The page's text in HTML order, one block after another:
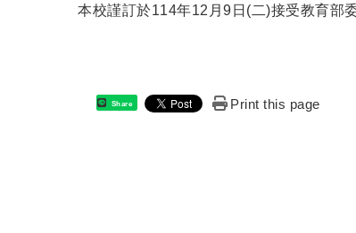
本校謹訂於114年12月9日(二)接受教育部
Share Print this page